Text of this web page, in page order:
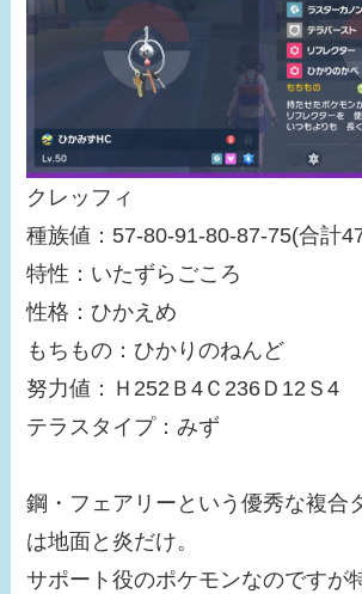
クレッフィ
種族値：57-80-91-80-87-75(合計
特性：いたずらごころ
性格：ひかえめ
もちもの：ひかりのねんど
努力値：Ｈ252Ｂ4Ｃ236Ｄ12Ｓ4
テラスタイプ：みず
鋼・フェアリーという優秀な複合
は地面と炎だけ。
サポート役のポケモンなのですが